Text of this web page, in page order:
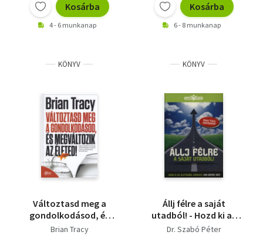
Kosárba
4 - 6 munkanap
Kosárba
6 - 8 munkanap
KÖNYV
Változtasd meg a
gondolkodásod, és
megváltozik az életed!
Brian Tracy
KÖNYV
Állj félre a saját
utadból! - Hozd ki az
életedből mindazt,
Dr. Szabó Péter